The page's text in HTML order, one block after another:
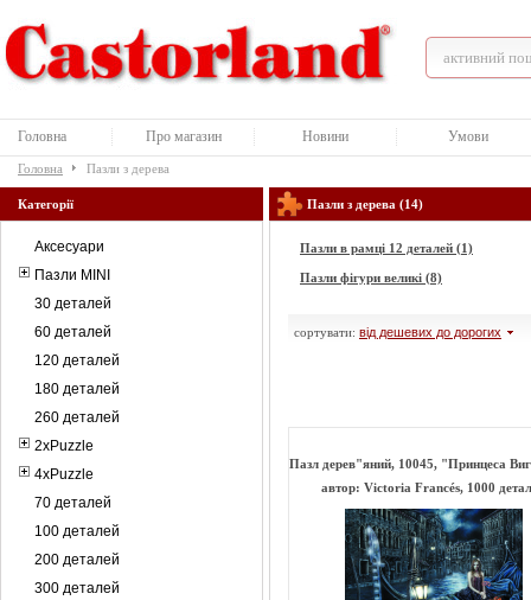
Головна Про магазин Новини Умови
Головна Пазли з дерева
Категорії
Аксесуари
Пазли MINI
30 деталей
60 деталей
120 деталей
180 деталей
260 деталей
2xPuzzle
4xPuzzle
70 деталей
100 деталей
200 деталей
300 деталей
Пазли з дерева (14)
Пазли в рамці 12 деталей (1)
Пазли фігури великі (8)
сортувати: від дешевих до дорогих
Пазл дерев"яний, 10045, "Принцеса
автор: Victoria Francés, 1000